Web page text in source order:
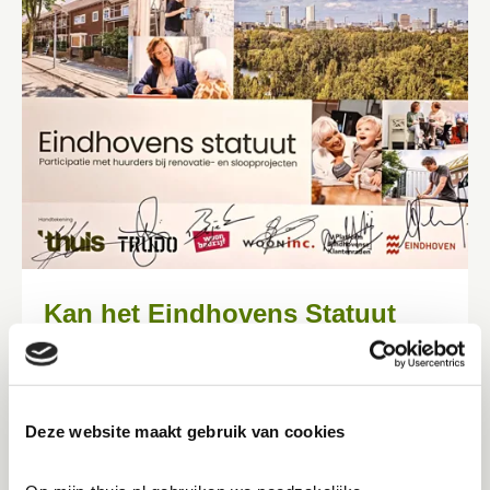
Deze website maakt gebruik van cookies
Kan het Eindhovens Statuut
beter?
Lees meer